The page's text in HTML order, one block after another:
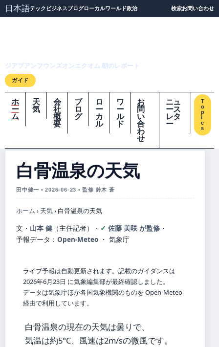
日本語テック ビジネスブログローカルワールド政治 検索お問い合わせ
ジアプアンフウンズオンエクオム 朝のレポート
ガイド
ホ
ー
ム
天
気
会
社
概
要
ブ
ロ
グ
ロ
ー
カ
ル
ワ
ー
ル
ド
お
問
い
合
わ
せ
ニュ
ース
レタ
ー
T
o
p
i
c
s
白骨温泉の天気
田中健一 • 2026-06-23 • 監修 鈴木 蒼
ホーム › 天気› 白骨温泉の天気
文・ 山本 健 （主任記者） ・ 佐藤 美咲 が監修 ・
予報データ： Open-Meteo ・ 気象庁
ライブ予報は自動更新されます。記載のガイダンスは
2026年6月23日 に気象編集部が最終確認しました。
データは気象庁ほか各国気象機関のものを Open-Meteo
経由で利用しています。
白骨温泉の現在の天気は曇りで、
気温は約5°C、風速は2m/sの微風です。